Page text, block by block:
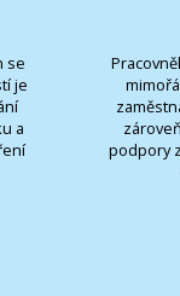
se
je
a
podpory